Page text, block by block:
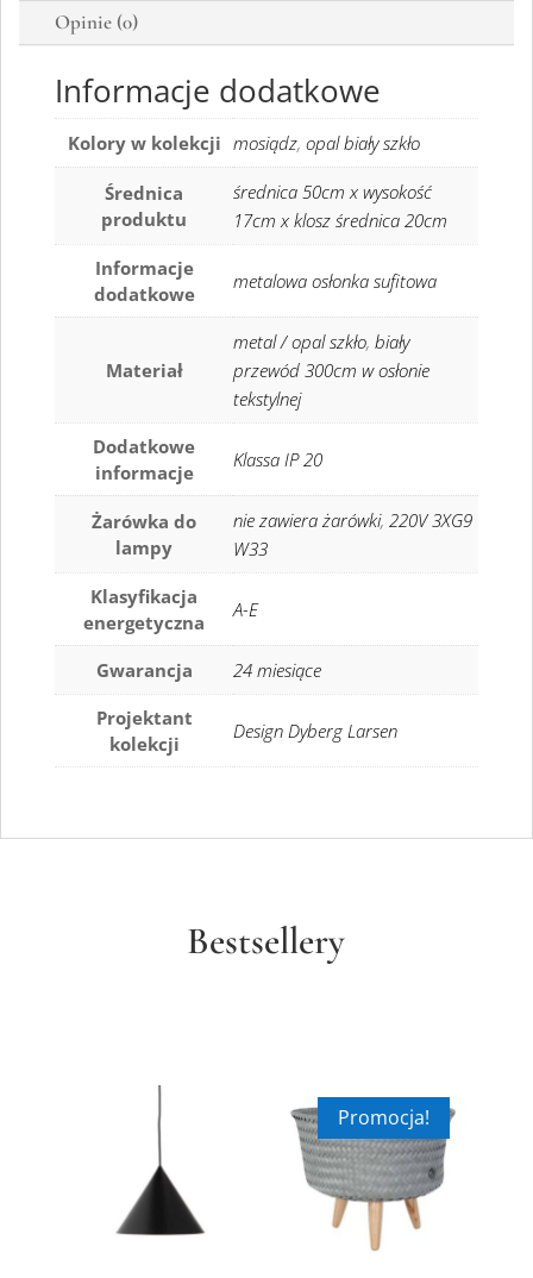
Opinie (0)
Informacje dodatkowe
Kolory w kolekcji mosiądz, opal biały szkło
Średnica
produktu
średnica 50cm x wysokość
17cm x klosz średnica 20cm
Informacje
dodatkowe
metalowa osłonka sufitowa
Materiał
metal / opal szkło, biały
przewód 300cm w osłonie
tekstylnej
Dodatkowe
informacje
Klassa IP 20
Żarówka do
lampy
nie zawiera żarówki, 220V 3XG9
W33
Klasyfikacja
energetyczna
A-E
Gwarancja
24 miesiące
Projektant
kolekcji
Design Dyberg Larsen
Bestsellery
Promocja!